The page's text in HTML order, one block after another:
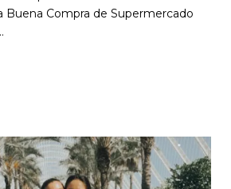
Buena Compra de Supermercado